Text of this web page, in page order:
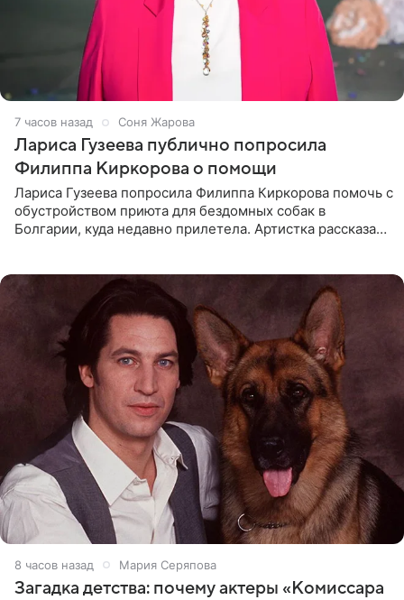
7 часов назад Соня Жарова
Лариса Гузеева публично попросила
Филиппа Киркорова о помощи
Лариса Гузеева попросила Филиппа Киркорова помочь с
обустройством приюта для бездомных собак в
Болгарии, куда недавно прилетела. Артистка рассказала
8 часов назад Мария Серяпова
Загадка детства: почему актеры «Комиссара